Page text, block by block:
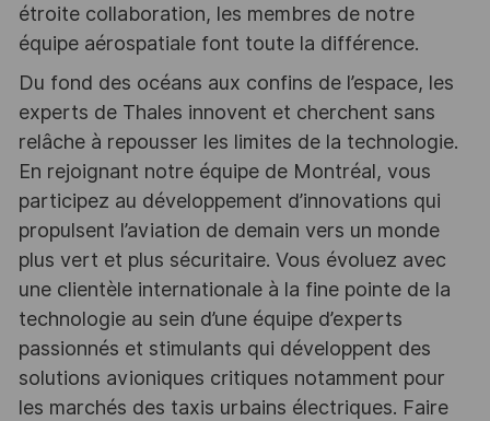
étroite collaboration, les membres de notre
équipe aérospatiale font toute la différence.
Du fond des océans aux confins de l’espace, les
experts de Thales innovent et cherchent sans
relâche à repousser les limites de la technologie.
En rejoignant notre équipe de Montréal, vous
participez au développement d’innovations qui
propulsent l’aviation de demain vers un monde
plus vert et plus sécuritaire. Vous évoluez avec
une clientèle internationale à la fine pointe de la
technologie au sein d’une équipe d’experts
passionnés et stimulants qui développent des
solutions avioniques critiques notamment pour
les marchés des taxis urbains électriques. Faire